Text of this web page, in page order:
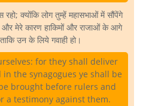
क्योंकि लोग तुम्हें महासभाओं में सौंपेंगे
मेरे कारण हाकिमों और राजाओं के आगे
उन के लिये गवाही हो।
for they shall deliver
the synagogues ye shall be
brought before rulers and
a testimony against them.